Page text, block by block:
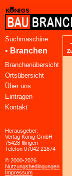
Suchmaschine
• Branchen
Branchenübersicht
Ortsübersicht
Über uns
Eintragen
Kontakt
Herausgeber:
Verlag König GmbH
75428 Illingen
Telefon 07042 21674
© 2000-2026
Nutzungsbedingungen
Impressum